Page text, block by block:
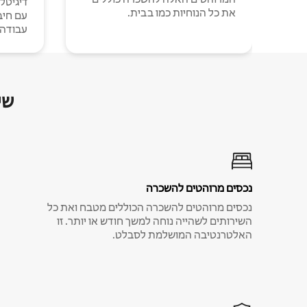
את כל הנוחיות כמו בבית.
עבודה
נכסים מרוהטים להשכרה
נכסים מרוהטים להשכרה הכוללים מטבח ואת כל
השירותים לשהייה נוחה למשך חודש או יותר. זו
האלטרנטיבה המושלמת לסבלט.